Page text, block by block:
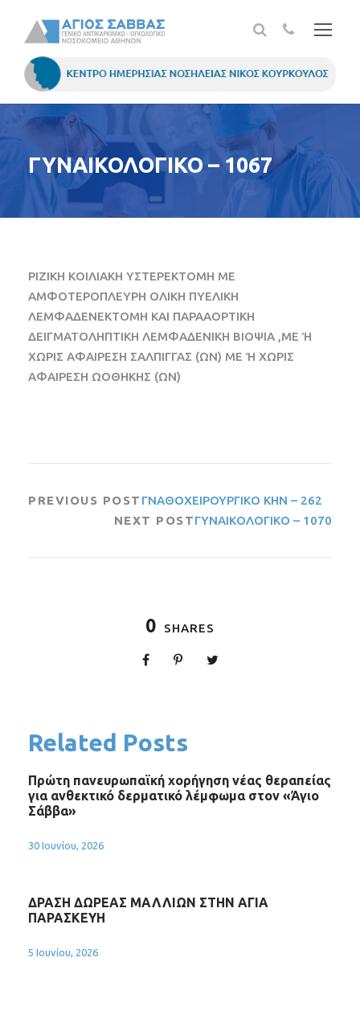
ΓΥΝΑΙΚΟΛΟΓΙΚΟ – 1067
ΡΙΖΙΚΗ ΚΟΙΛΙΑΚΗ ΥΣΤΕΡΕΚΤΟΜΗ ΜΕ
ΑΜΦΟΤΕΡΟΠΛΕΥΡΗ ΟΛΙΚΗ ΠΥΕΛΙΚΗ
ΛΕΜΦΑΔΕΝΕΚΤΟΜΗ ΚΑΙ ΠΑΡΑΑΟΡΤΙΚΗ
ΔΕΙΓΜΑΤΟΛΗΠΤΙΚΗ ΛΕΜΦΑΔΕΝΙΚΗ ΒΙΟΨΙΑ ,ΜΕ Ή
ΧΩΡΙΣ ΑΦΑΙΡΕΣΗ ΣΑΛΠΙΓΓΑΣ (ΩΝ) ΜΕ Ή ΧΩΡΙΣ
ΑΦΑΙΡΕΣΗ ΩΟΘΗΚΗΣ (ΩΝ)
PREVIOUS POST ΓΝΑΘΟΧΕΙΡΟΥΡΓΙΚΟ ΚΗΝ – 262
NEXT POSTΓΥΝΑΙΚΟΛΟΓΙΚΟ – 1070
0 SHARES
Related Posts
Πρώτη πανευρωπαϊκή χορήγηση νέας θεραπείας
για ανθεκτικό δερματικό λέμφωμα στον «Άγιο
Σάββα»
30 Ιουνίου, 2026
ΔΡΑΣΗ ΔΩΡΕΑΣ ΜΑΛΛΙΩΝ ΣΤΗΝ ΑΓΙΑ
ΠΑΡΑΣΚΕΥΗ
5 Ιουνίου, 2026